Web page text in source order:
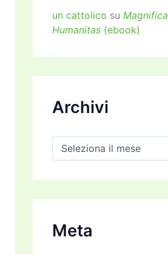
un cattolico su Magnifica
Humanitas (ebook)
Archivi
h
v
Meta